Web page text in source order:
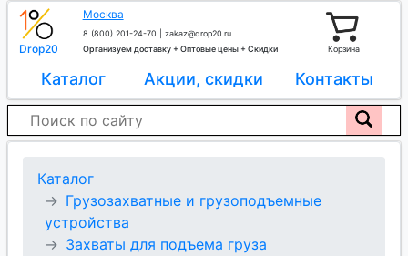
Drop20
Москва
8 (800) 201-24-70
zakaz@drop20.ru
Организуем доставку + Оптовые цены + Скидки
Корзина
Каталог Акции, скидки Контакты
Каталог
Грузозахватные и грузоподъемные
устройства
Захваты для подъема груза